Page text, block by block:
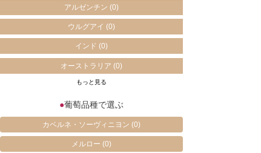
アルゼンチン(0)
ウルグアイ(0)
インド(0)
オーストラリア(0)
もっと見る
●葡萄品種で選ぶ
カベルネ・ソーヴィニヨン(0)
メルロー(0)